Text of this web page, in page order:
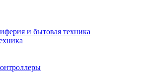
и бытовая техника